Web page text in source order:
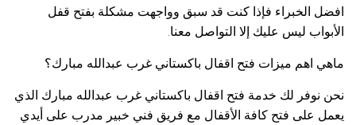
افضل الخبراء فإذا كنت قد سبق وواجهت مشكلة بفتح قفل
الأبواب ليس عليك إلا التواصل معنا.
ماهي اهم ميزات فتح اقفال باكستاني غرب عبدالله مبارك؟
نحن نوفر لك خدمة فتح اقفال باكستاني غرب عبدالله مبارك الذي
يعمل على فتح كافة الأقفال مع فريق فني خبير مدرب على أيدي